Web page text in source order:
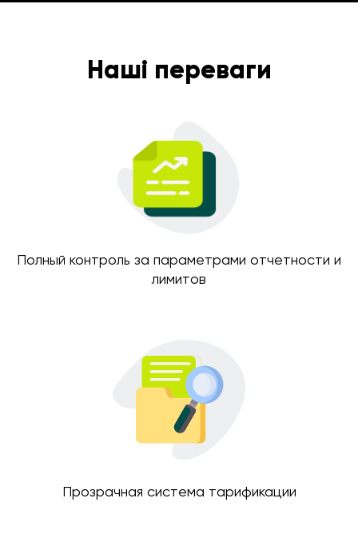
Наші переваги
Полный контроль за параметрами отчетности и
лимитов
Прозрачная система тарификации